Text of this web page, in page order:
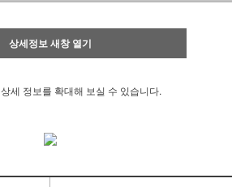
상세정보 새창 열기
상세 정보를 확대해 보실 수 있습니다.